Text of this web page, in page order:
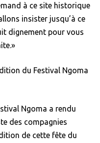
à ce site historique
insister jusqu’à ce
dignement pour vous
du Festival Ngoma
Ngoma a rendu
des compagnies
de cette fête du